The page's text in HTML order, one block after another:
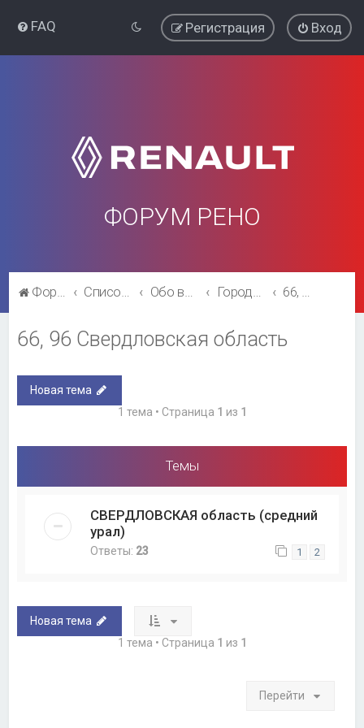
FAQ Вход
Регистрация
ФОРУМ РЕНО
Форум Рено Список форумов Обо всём остальном Города и регионы. 66, 96 Свердловская область
66, 96 Свердловская область
Новая тема
1 тема • Страница 1 из 1
Темы
СВЕРДЛОВСКАЯ область (средний
урал)
Ответы: 23 1 2
Новая тема
1 тема • Страница 1 из 1
Перейти